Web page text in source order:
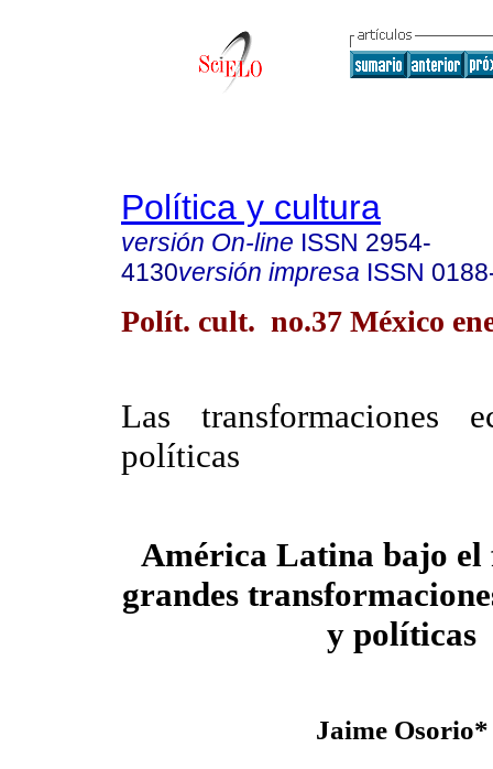
Política y cultura
versión On-line ISSN 2954-
4130versión impresa ISSN
Polít. cult. no.37 México
Las transformaciones
políticas
América Latina bajo el
grandes
y políticas
Jaime Osorio*